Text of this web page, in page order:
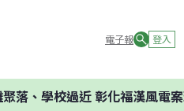
電子報 登入
學校過近 彰化福漢風電案環